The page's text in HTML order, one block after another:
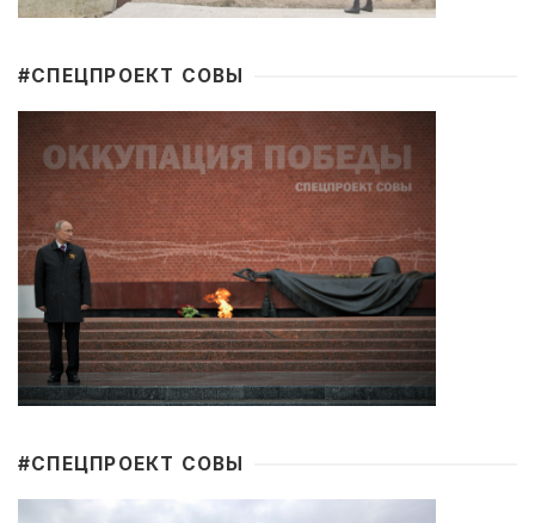
#CПЕЦПРОЕКТ СОВЫ
#CПЕЦПРОЕКТ СОВЫ